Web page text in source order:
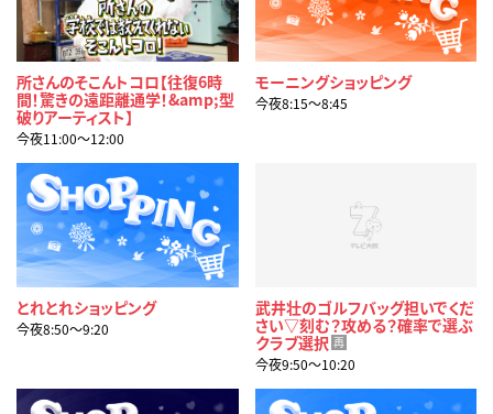
所さんのそこんトコロ【往復6時
間！驚きの遠距離通学！&amp;型
破りアーティスト】
今夜11:00〜12:00
モーニングショッピング
今夜8:15〜8:45
とれとれショッピング
今夜8:50〜9:20
武井壮のゴルフバッグ担いでくだ
さい▽刻む？攻める？確率で選ぶ
クラブ選択 再
今夜9:50〜10:20